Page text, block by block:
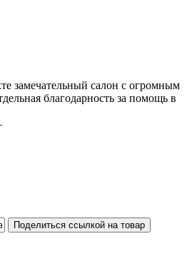
замечательный салон с огромным
благодарность за помощь в
Поделиться ссылкой на товар